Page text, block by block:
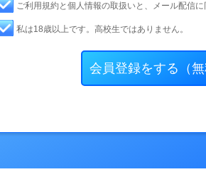
ご利用規約と個人情報の取扱いと、メール配信に
私は18歳以上です。高校生ではありません。